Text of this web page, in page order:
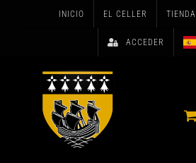
INICIO EL CELLER TIENDA
ACCEDER